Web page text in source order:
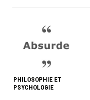
PHILOSOPHIE ET
PSYCHOLOGIE